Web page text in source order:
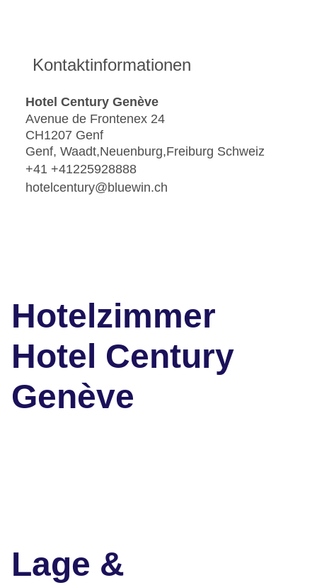
Kontaktinformationen
Hotel Century Genève
Avenue de Frontenex 24
CH1207 Genf
Genf, Waadt,Neuenburg,Freiburg Schweiz
+41 +41225928888
hotelcentury@bluewin.ch
Hotelzimmer
Hotel Century
Genève
Lage &